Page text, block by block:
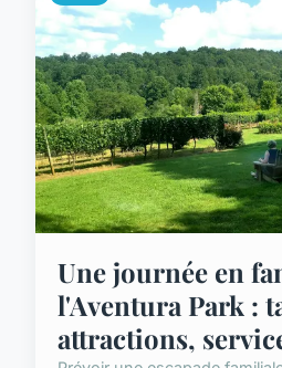
Une journée en
l'Aventura Park :
attractions,